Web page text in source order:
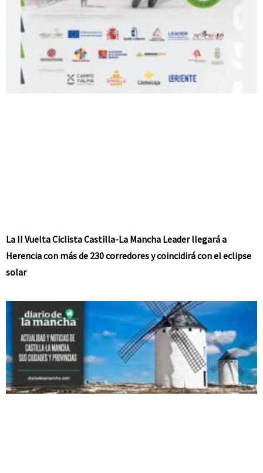
La II Vuelta Ciclista Castilla-La Mancha Leader llegará a
Herencia con más de 230 corredores y coincidirá con el eclipse
solar